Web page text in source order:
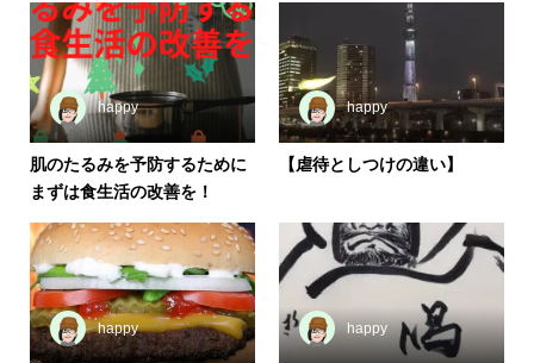
happy
肌のたるみを予防するために
まずは食生活の改善を！
happy
【虐待としつけの違い】
happy happy